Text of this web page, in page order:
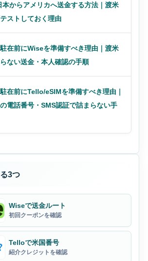
からアメリカへ送金する方法｜渡米
ストしておく理由
在前にWiseを準備すべき理由｜渡米
ない送金・本人確認の手順
在前にTello/eSIMを準備すべき理由｜
電話番号・SMS認証で詰まらない手
3つ
Wiseで送金ルート
初回クーポンを確認
Telloで米国番号
紹介クレジットを確認